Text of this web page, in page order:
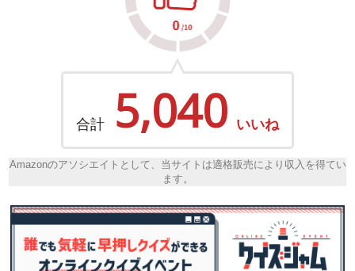
合計 5,040 いいね
Amazonのアソシエイトとして、当サイトは適格販売により収入を得てい
ます。